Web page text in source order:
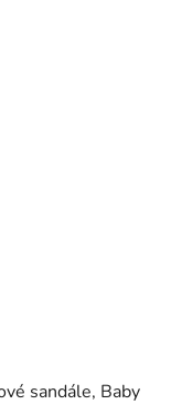
sandále, Baby